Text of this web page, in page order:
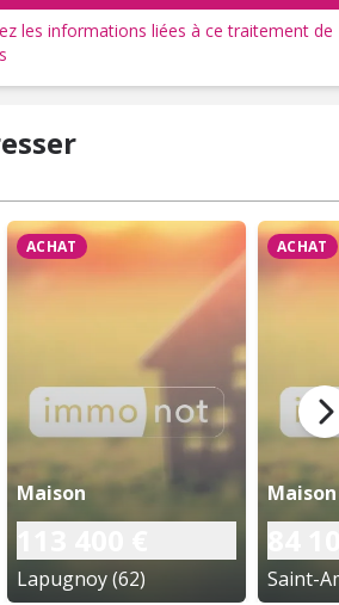
les informations liées à ce traitement de
ACHAT
Maison
Lapugnoy (62)
ACHAT
Maison
Saint-